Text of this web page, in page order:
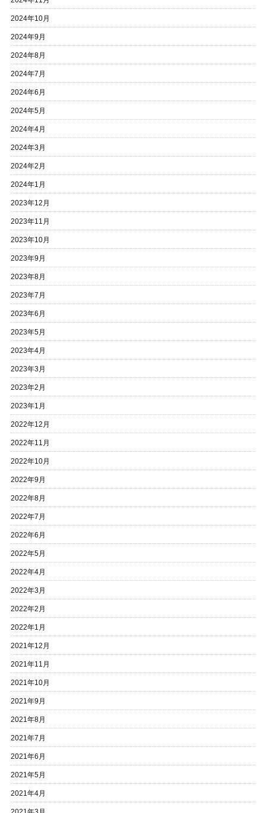
2024年10月
2024年9月
2024年8月
2024年7月
2024年6月
2024年5月
2024年4月
2024年3月
2024年2月
2024年1月
2023年12月
2023年11月
2023年10月
2023年9月
2023年8月
2023年7月
2023年6月
2023年5月
2023年4月
2023年3月
2023年2月
2023年1月
2022年12月
2022年11月
2022年10月
2022年9月
2022年8月
2022年7月
2022年6月
2022年5月
2022年4月
2022年3月
2022年2月
2022年1月
2021年12月
2021年11月
2021年10月
2021年9月
2021年8月
2021年7月
2021年6月
2021年5月
2021年4月